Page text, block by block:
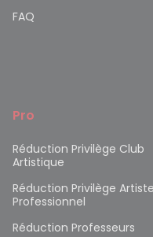
FAQ
Pro
Réduction Privilège Club
Artistique
Réduction Privilège Artiste
Professionnel
Réduction Professeurs